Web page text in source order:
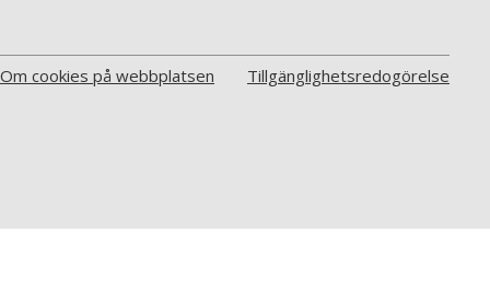
Om cookies på webbplatsen Tillgänglighetsredogörelse